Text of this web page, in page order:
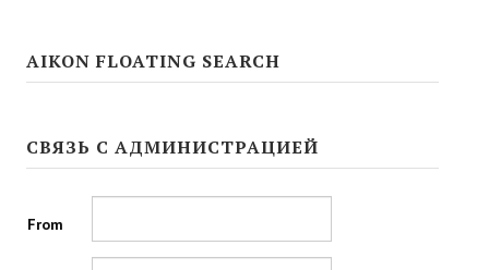
Star Wars Knights of the Old Republic 1
Titan Quest Immortal Throne
AIKON FLOATING SEARCH
СВЯЗЬ С АДМИНИСТРАЦИЕЙ
From